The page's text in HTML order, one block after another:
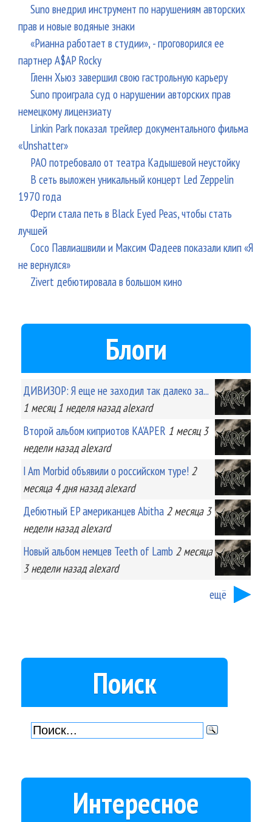
Suno внедрил инструмент по нарушениям авторских
прав и новые водяные знаки
«Рианна работает в студии», - проговорился ее
партнер A$AP Rocky
Гленн Хьюз завершил свою гастрольную карьеру
Suno проиграла суд о нарушении авторских прав
немецкому лицензиату
Linkin Park показал трейлер документального фильма
«Unshatter»
РАО потребовало от театра Кадышевой неустойку
В сеть выложен уникальный концерт Led Zeppelin
1970 года
Ферги стала петь в Black Eyed Peas, чтобы стать
лучшей
Сосо Павлиашвили и Максим Фадеев показали клип «Я
не вернулся»
Zivert дебютировала в большом кино
Блоги
ДИВИЗОР: Я еще не заходил так далеко за...
1 месяц 1 неделяназад alexard
Второй альбом киприотов KA'APER 1 месяц 3
неделиназад alexard
I Am Morbid объявили о российском туре! 2
месяца 4 дняназад alexard
Дебютный EP американцев Abitha 2 месяца 3
неделиназад alexard
Новый альбом немцев Teeth of Lamb 2 месяца
3 неделиназад alexard
ещё
Поиск
Интересное